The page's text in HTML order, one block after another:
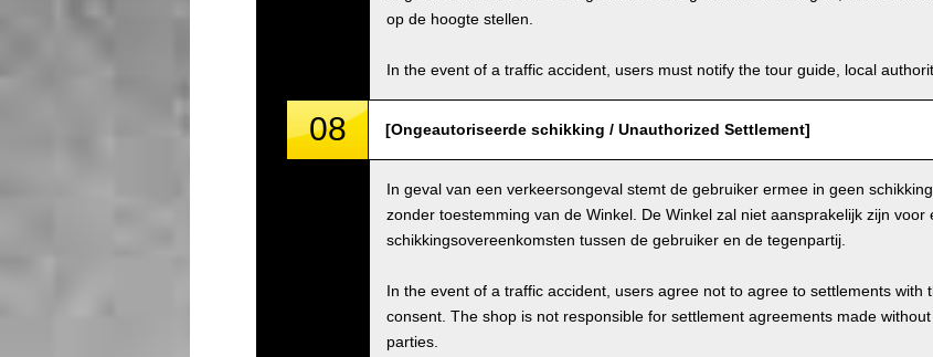
op de hoogte stellen.
In the event of a traffic accident, users must notify the tour guide, local
08 [Ongeautoriseerde schikking / Unauthorized Settlement]
In geval van een verkeersongeval stemt de gebruiker ermee in geen
zonder toestemming van de Winkel. De Winkel zal niet aansprakelijk zijn
schikkingsovereenkomsten tussen de gebruiker en de tegenpartij.
In the event of a traffic accident, users agree not to agree to settlements with
consent. The shop is not responsible for settlement agreements made
parties.